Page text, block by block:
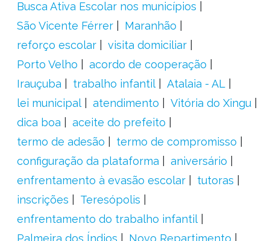
Busca Ativa Escolar nos municípios
São Vicente Férrer
Maranhão
reforço escolar
visita domiciliar
Porto Velho
acordo de cooperação
Irauçuba
trabalho infantil
Atalaia - AL
lei municipal
atendimento
Vitória do Xingu
dica boa
aceite do prefeito
termo de adesão
termo de compromisso
configuração da plataforma
aniversário
enfrentamento à evasão escolar
tutoras
inscrições
Teresópolis
enfrentamento do trabalho infantil
Palmeira dos Índios
Novo Repartimento